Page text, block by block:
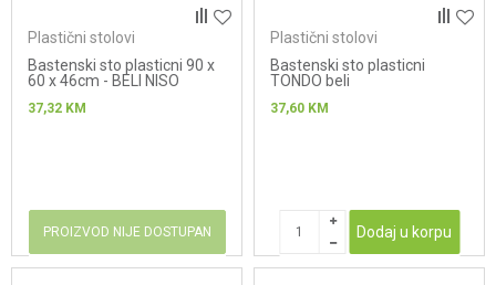
Plastični stolovi
Bastenski sto plasticni 90 x
60 x 46cm - BELI NISO
37,32 KM
PROIZVOD NIJE DOSTUPAN
Plastični stolovi
Bastenski sto plasticni
TONDO beli
37,60 KM
Dodaj u korpu